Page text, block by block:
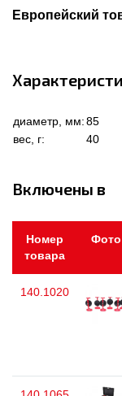
Европейский
диаметр, мм:85
вес, г:
40
Включены в
Номер
товара
Фото
140.1020